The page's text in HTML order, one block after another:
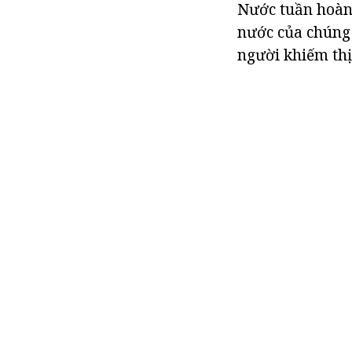
Nước tuần
nước của
người khiếm